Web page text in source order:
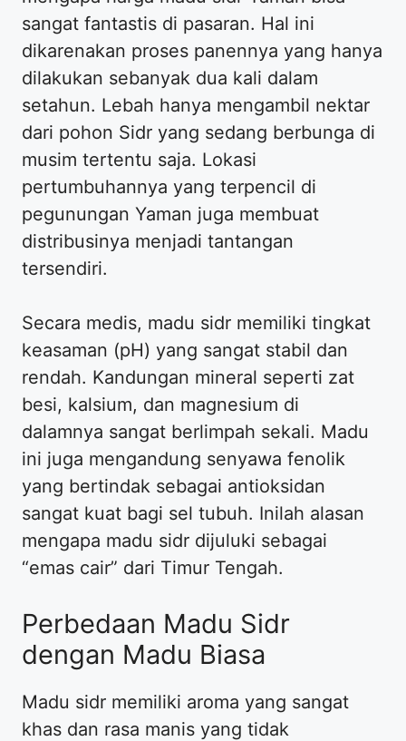
sangat fantastis di pasaran. Hal ini
dikarenakan proses panennya yang hanya
dilakukan sebanyak dua kali dalam
setahun. Lebah hanya mengambil nektar
dari pohon Sidr yang sedang berbunga di
musim tertentu saja. Lokasi
pertumbuhannya yang terpencil di
pegunungan Yaman juga membuat
distribusinya menjadi tantangan
tersendiri.
Secara medis, madu sidr memiliki tingkat
keasaman (pH) yang sangat stabil dan
rendah. Kandungan mineral seperti zat
besi, kalsium, dan magnesium di
dalamnya sangat berlimpah sekali. Madu
ini juga mengandung senyawa fenolik
yang bertindak sebagai antioksidan
sangat kuat bagi sel tubuh. Inilah alasan
mengapa madu sidr dijuluki sebagai
“emas cair” dari Timur Tengah.
Perbedaan Madu Sidr
dengan Madu Biasa
Madu sidr memiliki aroma yang sangat
khas dan rasa manis yang tidak